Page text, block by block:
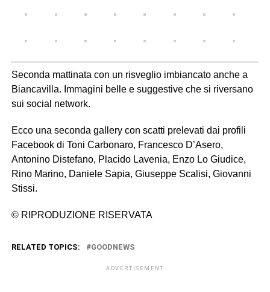
Seconda mattinata con un risveglio imbiancato anche a
Biancavilla. Immagini belle e suggestive che si riversano
sui social network.
Ecco una seconda gallery con scatti prelevati dai profili
Facebook di Toni Carbonaro, Francesco D’Asero,
Antonino Distefano, Placido Lavenia, Enzo Lo Giudice,
Rino Marino, Daniele Sapia, Giuseppe Scalisi, Giovanni
Stissi.
© RIPRODUZIONE RISERVATA
RELATED TOPICS: GOODNEWS
ADVERTISEMENT